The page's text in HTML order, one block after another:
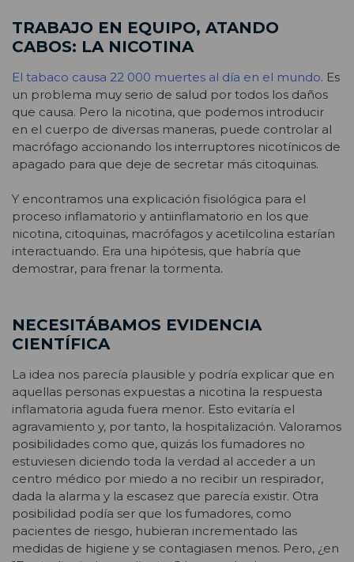
TRABAJO EN EQUIPO, ATANDO
CABOS: LA NICOTINA
El tabaco causa 22 000 muertes al día en el mundo. Es
un problema muy serio de salud por todos los daños
que causa. Pero la nicotina, que podemos introducir
en el cuerpo de diversas maneras, puede controlar al
macrófago accionando los interruptores nicotínicos de
apagado para que deje de secretar más citoquinas.
Y encontramos una explicación fisiológica para el
proceso inflamatorio y antiinflamatorio en los que
nicotina, citoquinas, macrófagos y acetilcolina estarían
interactuando. Era una hipótesis, que habría que
demostrar, para frenar la tormenta.
NECESITÁBAMOS EVIDENCIA
CIENTÍFICA
La idea nos parecía plausible y podría explicar que en
aquellas personas expuestas a nicotina la respuesta
inflamatoria aguda fuera menor. Esto evitaría el
agravamiento y, por tanto, la hospitalización. Valoramos
posibilidades como que, quizás los fumadores no
estuviesen diciendo toda la verdad al acceder a un
centro médico por miedo a no recibir un respirador,
dada la alarma y la escasez que parecía existir. Otra
posibilidad podía ser que los fumadores, como
pacientes de riesgo, hubieran incrementado las
medidas de higiene y se contagiasen menos. Pero, ¿en